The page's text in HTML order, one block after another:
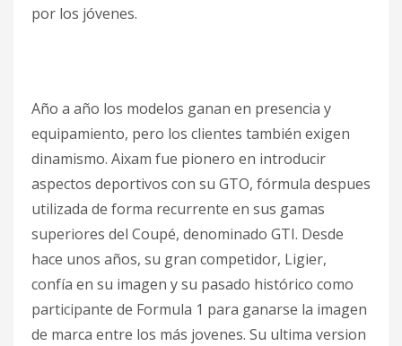
por los jóvenes.
Año a año los modelos ganan en presencia y
equipamiento, pero los clientes también exigen
dinamismo. Aixam fue pionero en introducir
aspectos deportivos con su GTO, fórmula despues
utilizada de forma recurrente en sus gamas
superiores del Coupé, denominado GTI. Desde
hace unos años, su gran competidor, Ligier,
confía en su imagen y su pasado histórico como
participante de Formula 1 para ganarse la imagen
de marca entre los más jovenes. Su ultima version